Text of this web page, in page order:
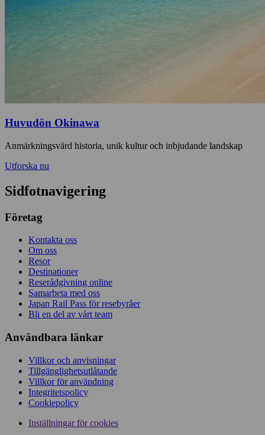
Huvudön Okinawa
Anmärkningsvärd historia, unik kultur och inbjudande landskap
Utforska nu
Sidfotnavigering
Företag
Kontakta oss
Om oss
Resor
Destinationer
Reserådgivning online
Samarbeta med oss
Japan Rail Pass för resebyråer
Bli en del av vårt team
Användbara länkar
Villkor och anvisningar
Tillgänglighetsutlåtande
Villkor för användning
Integritetspolicy
Cookiepolicy
Inställningar för cookies